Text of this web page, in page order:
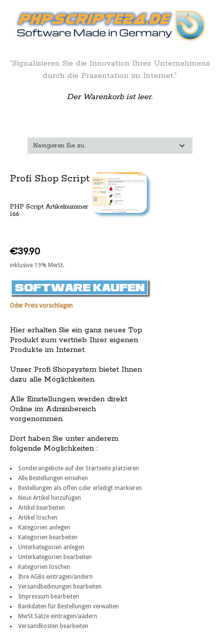
“Signalisieren Sie die Innovation Ihres Unternehmens
durch die Präsentation im Internet.”
Der Warenkorb ist leer.
Profi Shop Script
PHP Script Artikelnummer
166
€39.90
inklusive 19% MwSt.
Oder Preis vorschlagen
Hier erhalten Sie ein ganz neues Top
Produkt zum vertrieb Ihrer eigenen
Produkte im Internet.
Unser Profi Shopsystem bietet Ihnen
dazu alle Möglichkeiten.
Alle Einstellungen werden direkt
Online im Adminbereich
vorgenommen.
Dort haben Sie unter anderem
folgende Möglichkeiten :
Sonderangebote auf der Startseite platzieren
Alle Bestellungen einsehen
Bestellungen als offen oder erledigt markieren
Neue Artikel hinzufügen
Artikel bearbeiten
Artikel löschen
Kategorien anlegen
Kategorien bearbeiten
Unterkategorien anlegen
Unterkategorien bearbeiten
Kategorien löschen
Ihre AGBs eintragen/ändern
Versandbedinungen bearbeiten
Impressum bearbeiten
Bankdaten für Bestellungen verwalten
MwSt Sätze eintragen/aädern
Versandkosten bearbeiten